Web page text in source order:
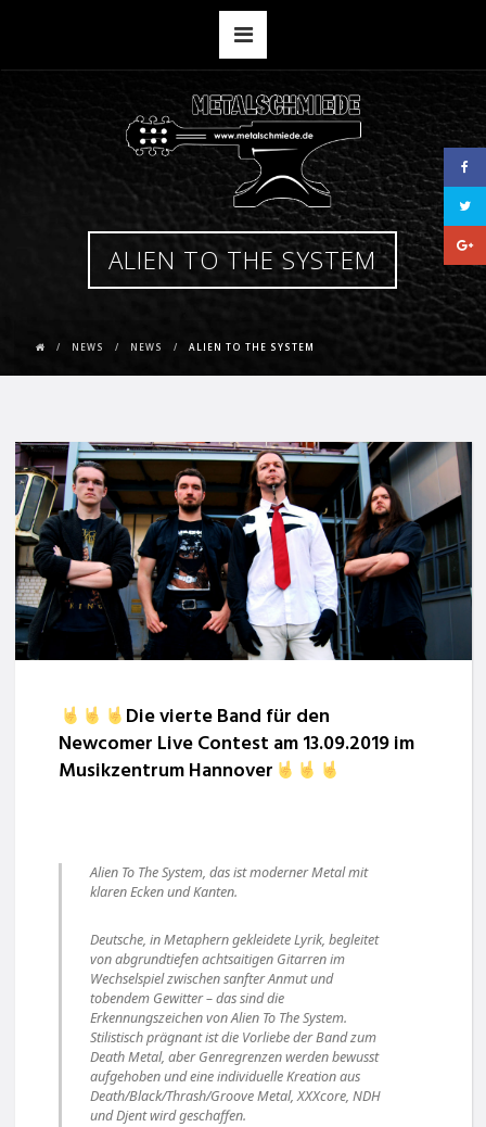
ALIEN TO THE SYSTEM
NEWS NEWS ALIEN TO THE SYSTEM
Die vierte Band für den
Newcomer Live Contest am 13.09.2019 im
Musikzentrum Hannover
Alien To The System, das ist moderner Metal mit
klaren Ecken und Kanten.
Deutsche, in Metaphern gekleidete Lyrik, begleitet
von abgrundtiefen achtsaitigen Gitarren im
Wechselspiel zwischen sanfter Anmut und
tobendem Gewitter – das sind die
Erkennungszeichen von Alien To The System.
Stilistisch prägnant ist die Vorliebe der Band zum
Death Metal, aber Genregrenzen werden bewusst
aufgehoben und eine individuelle Kreation aus
Death/Black/Thrash/Groove Metal, XXXcore, NDH
und Djent wird geschaffen.